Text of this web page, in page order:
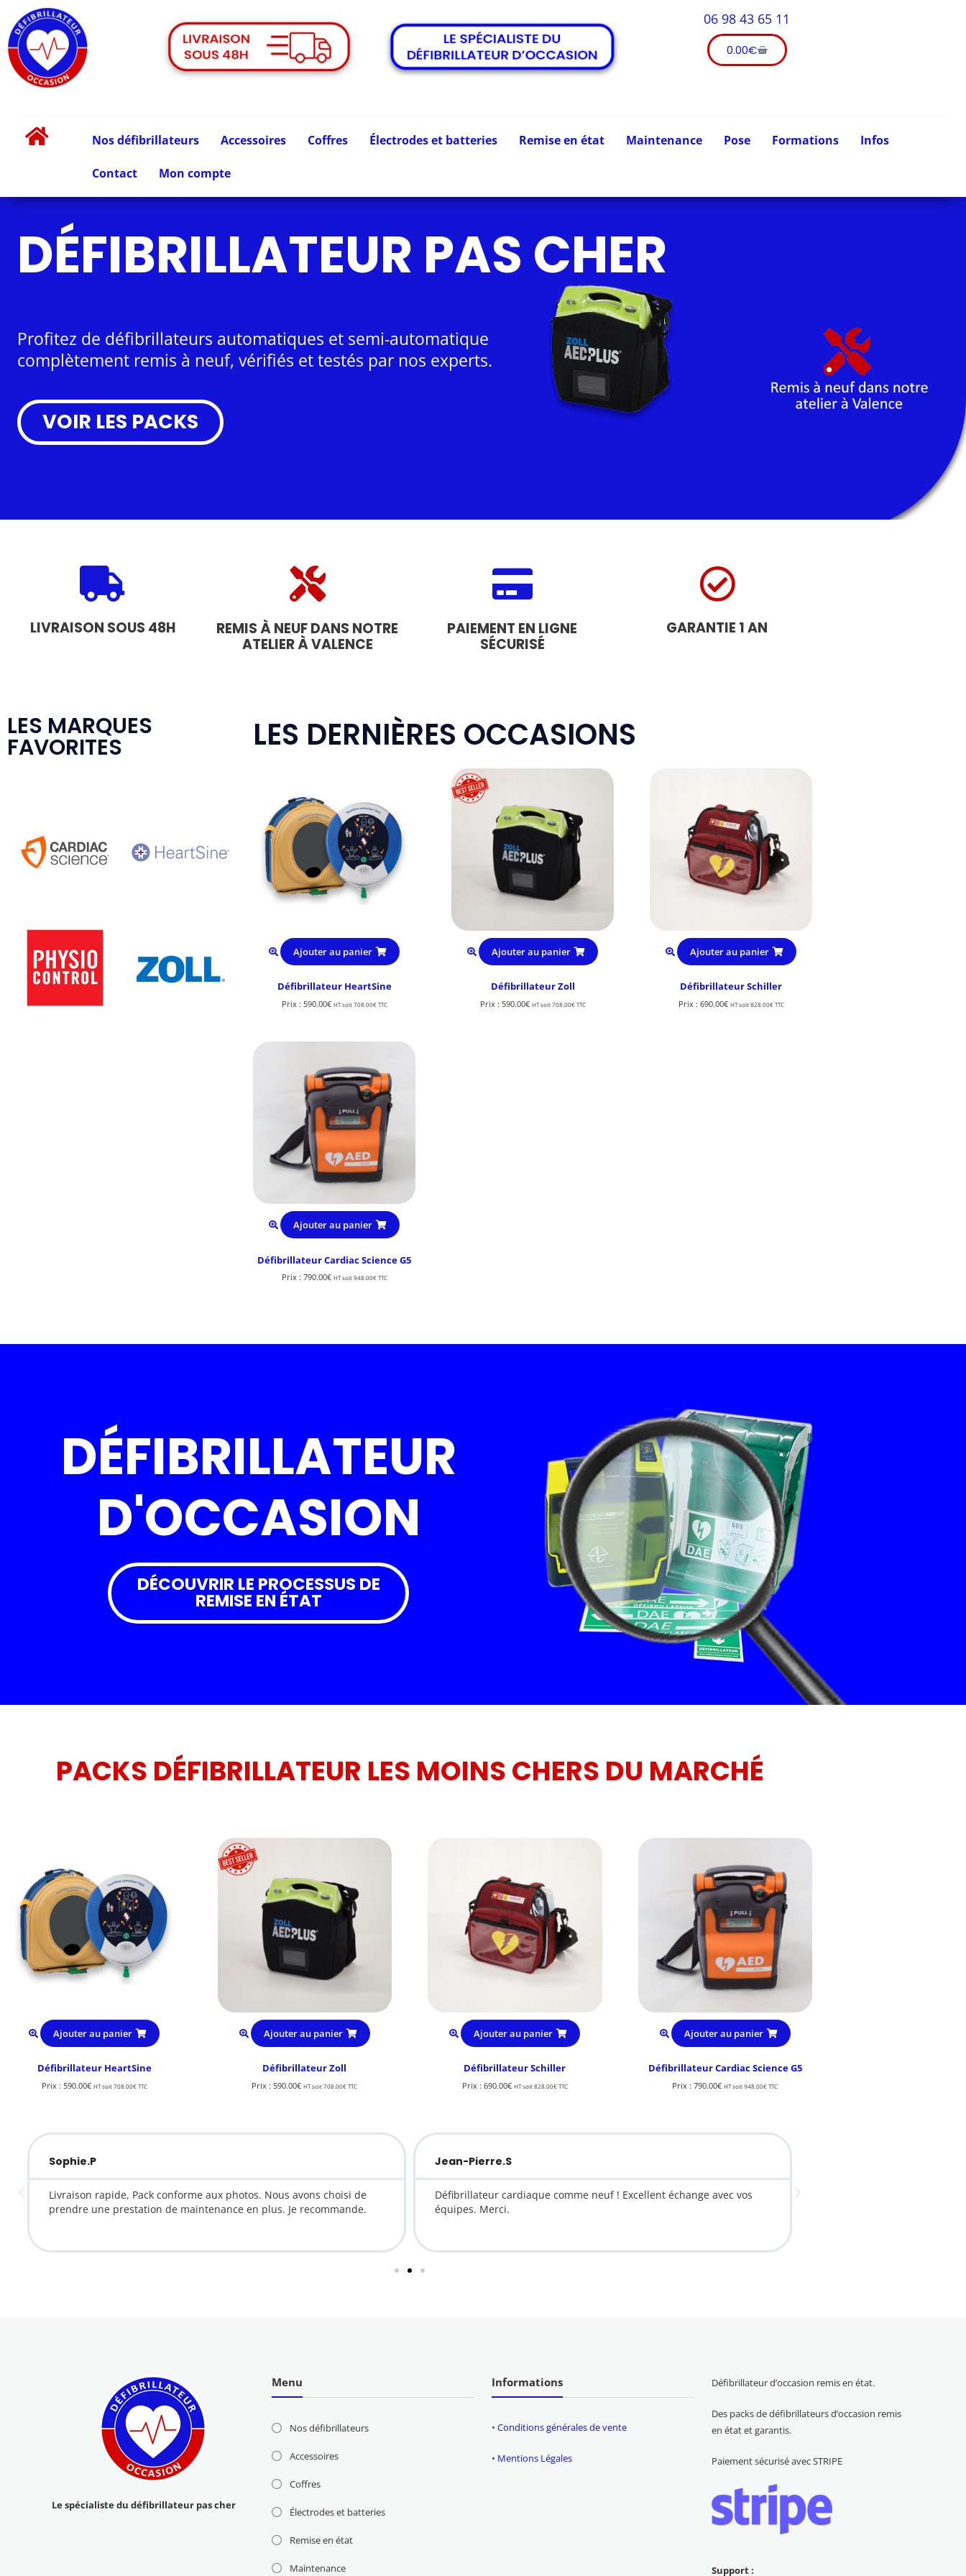
06 98 43 65 11
0.00€
Nos défibrillateurs Accessoires Coffres Électrodes et batteries Remise en état Maintenance Pose Formations Infos
Contact Mon compte
DÉFIBRILLATEUR PAS CHER
Profitez de défibrillateurs automatiques et semi-automatique
complètement remis à neuf, vérifiés et testés par nos experts.
VOIR LES PACKS
LIVRAISON SOUS 48H
REMIS À NEUF DANS NOTRE
ATELIER À VALENCE
PAIEMENT EN LIGNE
SÉCURISÉ
GARANTIE 1 AN
LES MARQUES
FAVORITES LES DERNIÈRES OCCASIONS
Ajouter au panier
Défibrillateur HeartSine
Prix : 590.00€ HT soit708.00€TTC
Ajouter au panier
Défibrillateur Zoll
Prix : 590.00€ HT soit708.00€TTC
Ajouter au panier
Défibrillateur Schiller
Prix : 690.00€ HT soit828.00€TTC
Ajouter au panier
Défibrillateur Cardiac Science G5
Prix : 790.00€ HT soit948.00€TTC
DÉFIBRILLATEUR
D'OCCASION
DÉCOUVRIR LE PROCESSUS DE
REMISE EN ÉTAT
PACKS DÉFIBRILLATEUR LES MOINS CHERS DU MARCHÉ
Ajouter au panier
Défibrillateur HeartSine
Prix : 590.00€ HT soit708.00€TTC
Ajouter au panier
Défibrillateur Zoll
Prix : 590.00€ HT soit708.00€TTC
Ajouter au panier
Défibrillateur Schiller
Prix : 690.00€ HT soit828.00€TTC
Ajouter au panier
Défibrillateur Cardiac Science G5
Prix :790.00€ HT soit948.00€TTC
Sophie.P
Livraison rapide, Pack conforme aux photos. Nous avons choisi de
prendre une prestation de maintenance en plus. Je recommande.
Jean-Pierre.S
Défibrillateur cardiaque comme neuf ! Excellent échange avec vos
équipes. Merci.
Le spécialiste du défibrillateur pas cher
Menu
Nos défibrillateurs
Accessoires
Coffres
Électrodes et batteries
Remise en état
Maintenance
Informations
•Conditions générales de vente
• Mentions Légales
Défibrillateur d’occasion remis en état.
Des packs de défibrillateurs d’occasion remis
en état et garantis.
Paiement sécurisé avec STRIPE
Support :